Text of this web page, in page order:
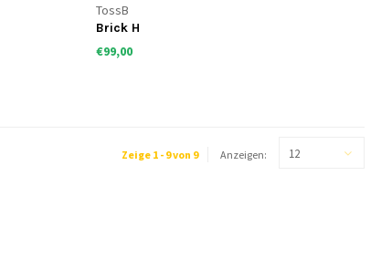
TossB
Brick H
€99,00
Zeige 1 - 9 von 9 Anzeigen: 12